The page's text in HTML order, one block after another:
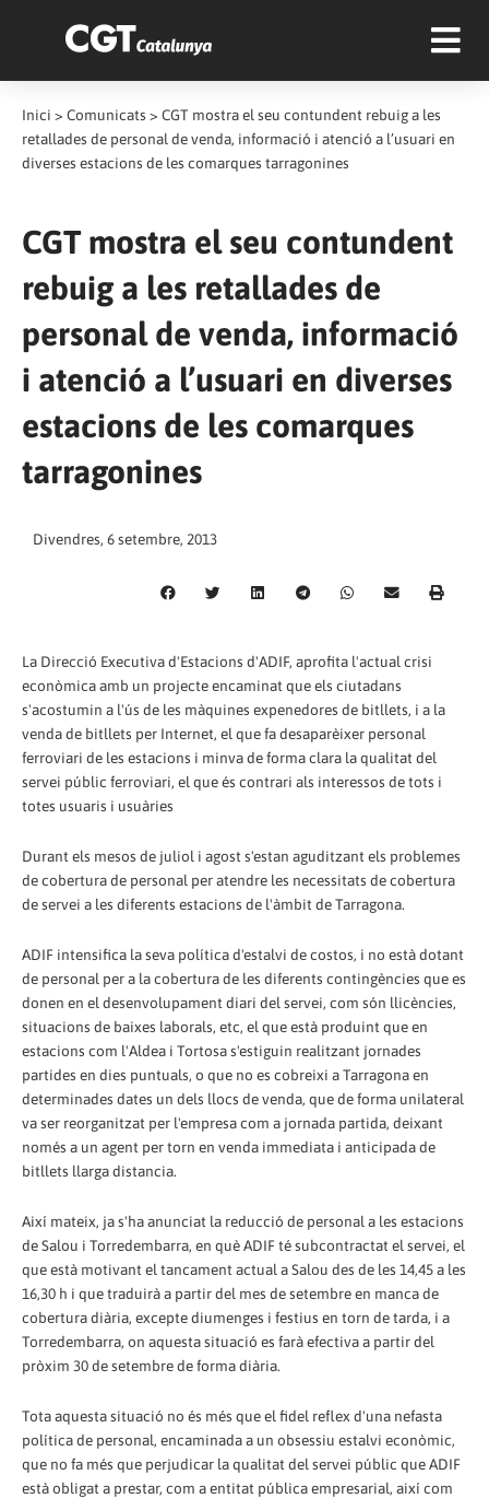
Inici > Comunicats > CGT mostra el seu contundent rebuig a les
retallades de personal de venda, informació i atenció a l’usuari en
diverses estacions de les comarques tarragonines
CGT mostra el seu contundent
rebuig a les retallades de
personal de venda, informació
i atenció a l’usuari en diverses
estacions de les comarques
tarragonines
Divendres, 6 setembre, 2013
La Direcció Executiva d'Estacions d'ADIF, aprofita l'actual crisi
econòmica amb un projecte encaminat que els ciutadans
s'acostumin a l'ús de les màquines expenedores de bitllets, i a la
venda de bitllets per Internet, el que fa desaparèixer personal
ferroviari de les estacions i minva de forma clara la qualitat del
servei públic ferroviari, el que és contrari als interessos de tots i
totes usuaris i usuàries
Durant els mesos de juliol i agost s'estan aguditzant els problemes
de cobertura de personal per atendre les necessitats de cobertura
de servei a les diferents estacions de l'àmbit de Tarragona.
ADIF intensifica la seva política d'estalvi de costos, i no està dotant
de personal per a la cobertura de les diferents contingències que es
donen en el desenvolupament diari del servei, com són llicències,
situacions de baixes laborals, etc, el que està produint que en
estacions com l'Aldea i Tortosa s'estiguin realitzant jornades
partides en dies puntuals, o que no es cobreixi a Tarragona en
determinades dates un dels llocs de venda, que de forma unilateral
va ser reorganitzat per l'empresa com a jornada partida, deixant
només a un agent per torn en venda immediata i anticipada de
bitllets llarga distancia.
Així mateix, ja s'ha anunciat la reducció de personal a les estacions
de Salou i Torredembarra, en què ADIF té subcontractat el servei, el
que està motivant el tancament actual a Salou des de les 14,45 a les
16,30 h i que traduirà a partir del mes de setembre en manca de
cobertura diària, excepte diumenges i festius en torn de tarda, i a
Torredembarra, on aquesta situació es farà efectiva a partir del
pròxim 30 de setembre de forma diària.
Tota aquesta situació no és més que el fidel reflex d'una nefasta
política de personal, encaminada a un obsessiu estalvi econòmic,
que no fa més que perjudicar la qualitat del servei públic que ADIF
està obligat a prestar, com a entitat pública empresarial, així com